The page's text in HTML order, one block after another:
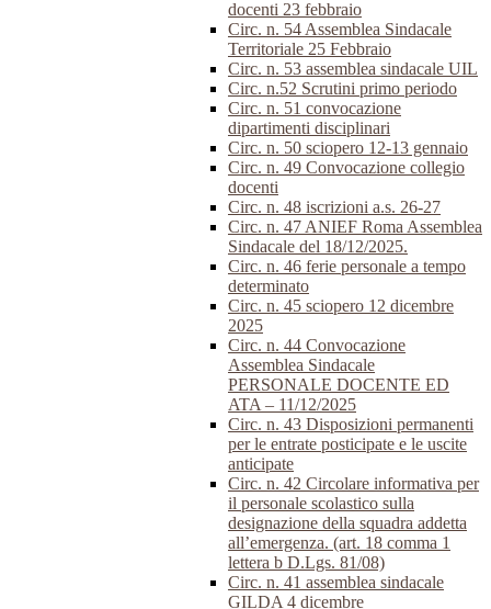
docenti 23 febbraio
Circ. n. 54 Assemblea Sindacale
Territoriale 25 Febbraio
Circ. n. 53 assemblea sindacale UIL
Circ. n.52 Scrutini primo periodo
Circ. n. 51 convocazione
dipartimenti disciplinari
Circ. n. 50 sciopero 12-13 gennaio
Circ. n. 49 Convocazione collegio
docenti
Circ. n. 48 iscrizioni a.s. 26-27
Circ. n. 47 ANIEF Roma Assemblea
Sindacale del 18/12/2025.
Circ. n. 46 ferie personale a tempo
determinato
Circ. n. 45 sciopero 12 dicembre
2025
Circ. n. 44 Convocazione
Assemblea Sindacale
PERSONALE DOCENTE ED
ATA – 11/12/2025
Circ. n. 43 Disposizioni permanenti
per le entrate posticipate e le uscite
anticipate
Circ. n. 42 Circolare informativa per
il personale scolastico sulla
designazione della squadra addetta
all’emergenza. (art. 18 comma 1
lettera b D.Lgs. 81/08)
Circ. n. 41 assemblea sindacale
GILDA 4 dicembre